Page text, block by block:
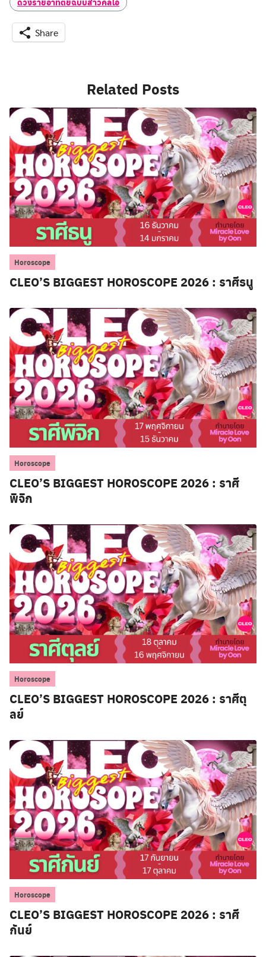
Share
Related Posts
Horoscope
CLEO’S BIGGEST HOROSCOPE 2026 : ราศีธนู
Horoscope
CLEO’S BIGGEST HOROSCOPE 2026 : ราศี
พิจิก
Horoscope
CLEO’S BIGGEST HOROSCOPE 2026 : ราศีตุ
ลย์
Horoscope
CLEO’S BIGGEST HOROSCOPE 2026 : ราศี
กันย์